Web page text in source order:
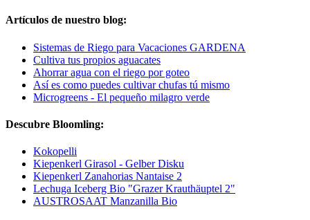
Artículos de nuestro blog:
Sistemas de Riego para Vacaciones GARDENA
Cultiva tus propios aguacates
Ahorrar agua con el riego por goteo
Así es como puedes cultivar chufas tú mismo
Microgreens - El pequeño milagro verde
Descubre Bloomling:
Kokopelli
Kiepenkerl Girasol - Gelber Disku
Kiepenkerl Zanahorias Nantaise 2
Lechuga Iceberg Bio "Grazer Krauthäuptel 2"
AUSTROSAAT Manzanilla Bio